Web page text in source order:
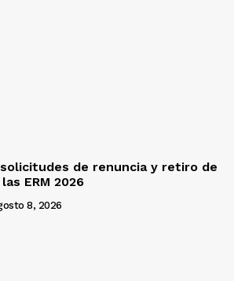
solicitudes de renuncia y retiro de
ERM 2026
8, 2026